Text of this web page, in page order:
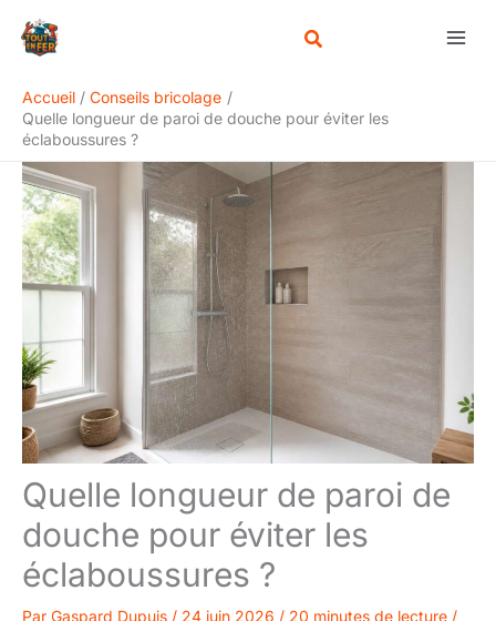
Accueil
Conseils bricolage
Quelle longueur de paroi de douche pour éviter les
éclaboussures ?
Quelle longueur de paroi de
douche pour éviter les
éclaboussures ?
Par Gaspard Dupuis / 24 juin 2026 / 20 minutes de lecture /